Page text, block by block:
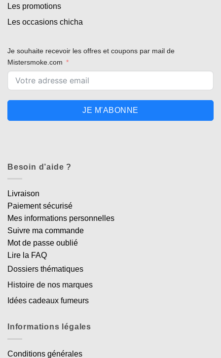
Les promotions
Les occasions chicha
Je souhaite recevoir les offres et coupons par mail de
Mistersmoke.com
JE M'ABONNE
Besoin d’aide ?
Livraison
Paiement sécurisé
Mes informations personnelles
Suivre ma commande
Mot de passe oublié
Lire la FAQ
Dossiers thématiques
Histoire de nos marques
Idées cadeaux fumeurs
Informations légales
Conditions générales
Appliquer les filtres